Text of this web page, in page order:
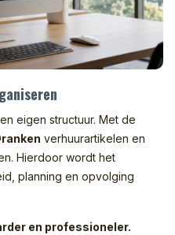
eigen structuur. Met de
verhuurartikelen en
Hierdoor wordt het
planning en opvolging
en professioneler.